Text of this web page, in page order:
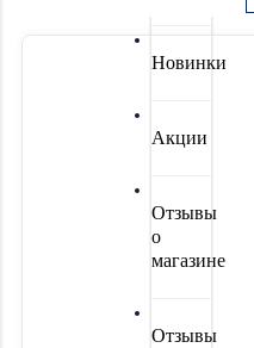
Новинки
Акции
Отзывы
о
магазине
Отзывы